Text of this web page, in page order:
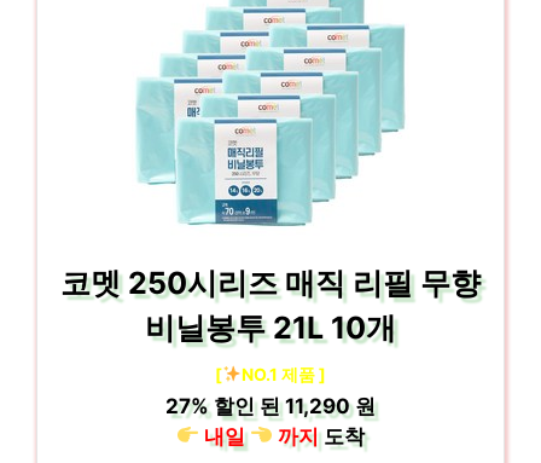
코멧 250시리즈 매직 리필 무향
비닐봉투 21L 10개
[ NO.1 제품 ]
27% 할인 된11,290 원
내일
까지도착